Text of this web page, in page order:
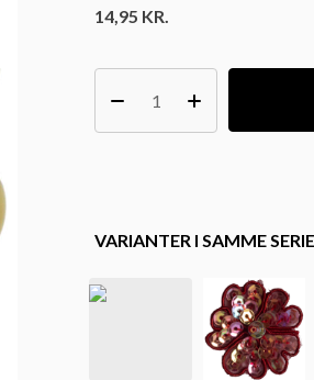
14,95 KR.
VARIANTER I SAMME SERIE